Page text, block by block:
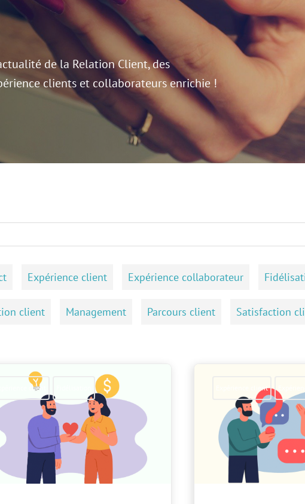
de la Relation Client, des
clients et collaborateurs enrichie !
Expérience client Expérience collaborateur
client Management Parcours client Satisfaction
client Expérience client